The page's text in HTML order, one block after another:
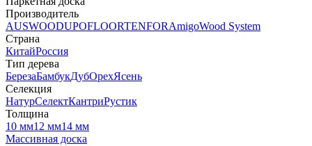
Производитель
AUSWOODUPOFLOORTENFORAmigoWood System
Страна
КитайРоссия
Тип дерева
БерезаБамбукДубОрехЯсень
Селекция
НатурСелектКантриРустик
Толщина
10 мм12 мм14 мм
Массивная доска